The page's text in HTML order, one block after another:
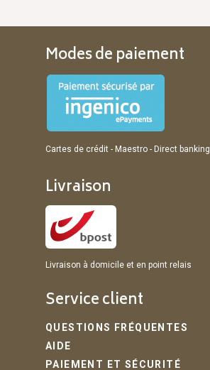
Modes de paiement
Cartes de crédit - Maestro - Direct banking
Livraison
Livraison à domicile et en point relais
Service client
QUESTIONS FRÉQUENTES
AIDE
PAIEMENT ET SÉCURITÉ